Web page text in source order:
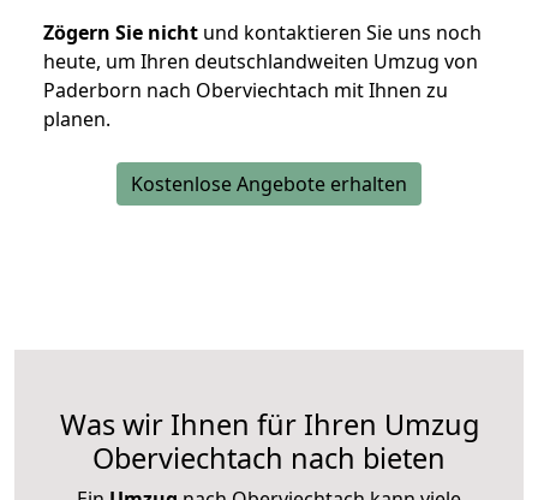
Zögern Sie nicht und kontaktieren Sie uns noch
heute, um Ihren deutschlandweiten Umzug von
Paderborn nach Oberviechtach mit Ihnen zu
planen.
Kostenlose Angebote erhalten
Was wir Ihnen für Ihren Umzug
Oberviechtach nach bieten